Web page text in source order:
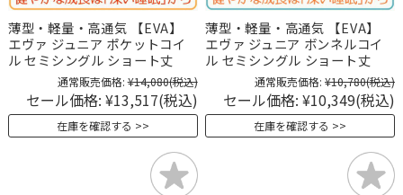
薄型・軽量・高通気 【EVA】
エヴァ ジュニア ポケットコイ
ル セミシングル ショート丈
通常販売価格: ¥14,080(税込)
セール価格: ¥13,517(税込)
在庫を確認する
薄型・軽量・高通気 【EVA】
エヴァ ジュニア ボンネルコイ
ル セミシングル ショート丈
通常販売価格: ¥10,780(税込)
セール価格: ¥10,349(税込)
在庫を確認する